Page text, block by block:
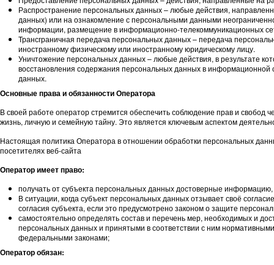
Распространение персональных данных – любые действия,
данных) или на ознакомление с персональными данными
информации, размещение в информационно-телекоммуникационных
Трансграничная передача персональных данных – передача
иностранному физическому или иностранному юридическому лицу.
Уничтожение персональных данных – любые действия, в результате
восстановления содержания персональных данных в
данных.
Основные права и обязанности Оператора
В своей работе оператор стремится обеспечить соблюдение прав и
жизнь, личную и семейную тайну. Это является ключевым аспектом
Настоящая политика Оператора в отношении обработки персональных
посетителях веб-сайта
Оператор имеет право:
получать от субъекта персональных данных достоверные
В ситуации, когда субъект персональных данных отзывает своё
согласия субъекта, если это предусмотрено законом о защите
самостоятельно определять состав и перечень мер, необходимых и
персональных данных и принятыми в соответствии с ним
федеральными законами;
Оператор обязан: